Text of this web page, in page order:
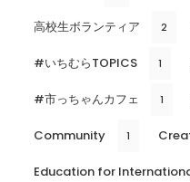
高校生ボランティア 2
#いちむらTOPICS 1
#市っちゃんカフェ 1
Community 1
Education for